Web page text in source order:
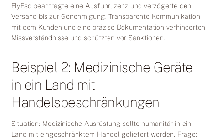
FlyFso beantragte eine Ausfuhrlizenz und verzögerte den
Versand bis zur Genehmigung. Transparente Kommunikation
mit dem Kunden und eine präzise Dokumentation verhinderten
Missverständnisse und schützten vor Sanktionen.
Beispiel 2: Medizinische Geräte
in ein Land mit
Handelsbeschränkungen
Situation: Medizinische Ausrüstung sollte humanitär in ein
Land mit eingeschränktem Handel geliefert werden. Frage: